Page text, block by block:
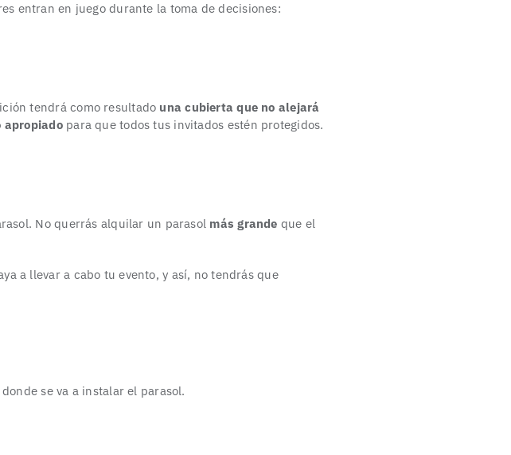
entran en juego durante la toma de decisiones:
tendrá como resultado una cubierta que no alejará
apropiado para que todos tus invitados estén protegidos.
No querrás alquilar un parasol más grande que el
a llevar a cabo tu evento, y así, no tendrás que
se va a instalar el parasol.